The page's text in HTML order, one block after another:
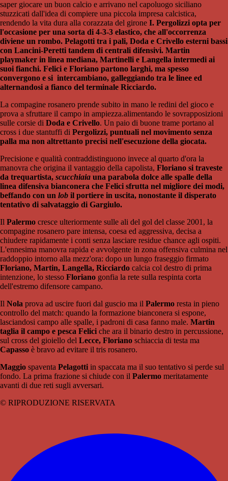
saper giocare un buon calcio e arrivano nel capoluogo siciliano
stuzzicati dall'idea di compiere una piccola impresa calcistica,
rendendo la vita dura alla corazzata del girone I. Pergolizzi opta per
l'occasione per una sorta di 4-3-3 elastico, che all'occorrenza
diviene un rombo. Pelagotti tra i pali, Doda e Crivello esterni bassi
con Lancini-Peretti tandem di centrali difensivi. Martin
playmaker in linea mediana, Martinelli e Langella intermedi ai
suoi fianchi. Felici e Floriano partono larghi, ma spesso
convergono e si intercambiano, galleggiando tra le linee ed
alternandosi a fianco del terminale Ricciardo.
La compagine rosanero prende subito in mano le redini del gioco e
prova a sfruttare il campo in ampiezza.alimentando le sovrapposizioni
sulle corsie di Doda e Crivello. Un paio di buone trame portano al
cross i due stantuffi di Pergolizzi, puntuali nel movimento senza
palla ma non altrettanto precisi nell'esecuzione della giocata.
Precisione e qualità contraddistinguono invece al quarto d'ora la
manovra che origina il vantaggio della capolista, Floriano si traveste
da trequartista, scucchiaia una parabola dolce alle spalle della
linea difensiva bianconera che Felici sfrutta nel migliore dei modi,
beffando con un lob il portiere in uscita, nonostante il disperato
tentativo di salvataggio di Gargiulo.
Il Palermo cresce ulteriormente sulle ali del gol del classe 2001, la
compagine rosanero pare intensa, coesa ed aggressiva, decisa a
chiudere rapidamente i conti senza lasciare residue chance agli ospiti.
L'ennesima manovra rapida e avvolgente in zona offensiva culmina nel
raddoppio intorno alla mezz'ora: dopo un lungo fraseggio firmato
Floriano, Martin, Langella, Ricciardo calcia col destro di prima
intenzione, lo stesso Floriano gonfia la rete sulla respinta corta
dell'estremo difensore campano.
Il Nola prova ad uscire fuori dal guscio ma il Palermo resta in pieno
controllo del match: quando la formazione bianconera si espone,
lasciandosi campo alle spalle, i padroni di casa fanno male. Martin
taglia il campo e pesca Felici che ara il binario destro in percussione,
sul cross del gioiello del Lecce, Floriano schiaccia di testa ma
Capasso è bravo ad evitare il tris rosanero.
Maggio spaventa Pelagotti in spaccata ma il suo tentativo si perde sul
fondo. La prima frazione si chiude con il Palermo meritatamente
avanti di due reti sugli avversari.
© RIPRODUZIONE RISERVATA